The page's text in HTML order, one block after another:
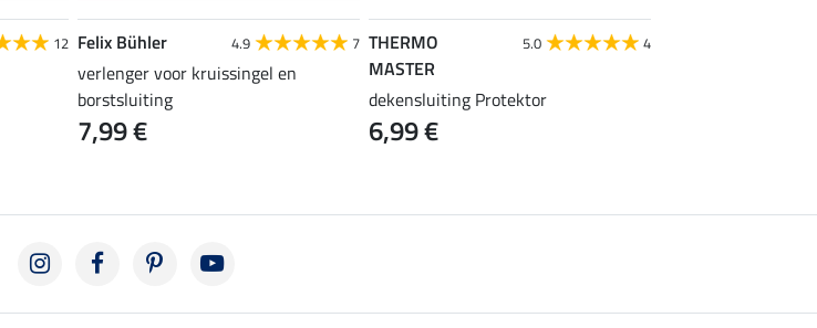
12 Felix Bühler 4.9 7
verlenger voor kruissingel en
borstsluiting
7,99 €
THERMO
MASTER
5.0 4
dekensluiting Protektor
6,99 €